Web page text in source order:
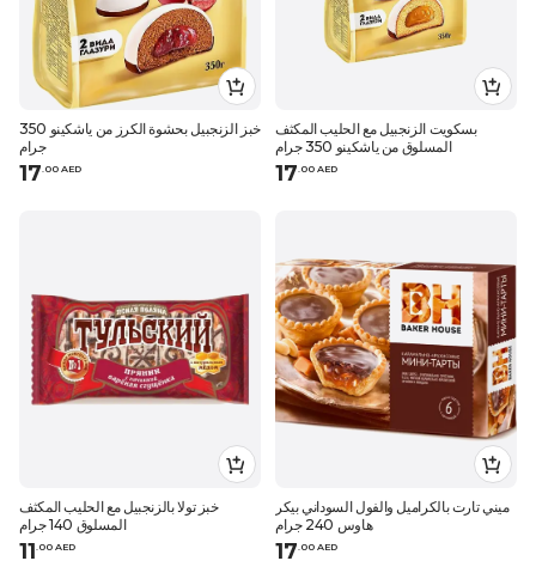
خبز الزنجبيل بحشوة الكرز من ياشكينو 350
جرام
17 00 AED
بسكويت الزنجبيل مع الحليب المكثف
المسلوق من ياشكينو 350 جرام
17 00 AED
خبز تولا بالزنجبيل مع الحليب المكثف
المسلوق 140 جرام
11.00 AED
ميني تارت بالكراميل والفول السوداني بيكر
هاوس 240 جرام
17.00 AED